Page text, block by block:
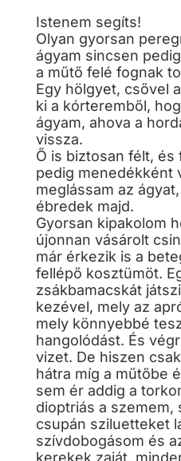
Istenem segíts!
Olyan gyorsan
ágyam sincsen
a műtő felé fognak
Egy hölgyet, csővel
ki a kórteremből,
ágyam, ahova a
vissza.
Ő is biztosan félt, és
pedig menedékként
meglássam az
ébredek majd.
Gyorsan kipakolom
újonnan vásárolt
már érkezik is a
fellépő kosztümöt.
zsákbamacskát
kezével, mely az
mely könnyebbé
hangolódást. És
vizet. De hiszen
hátra míg a műtőbe
sem ér addig a
dioptriás a szemem,
csupán sziluetteket
szívdobogásom és
kerekek zaját,